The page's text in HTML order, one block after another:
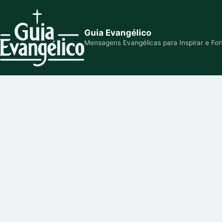
Guia Evangélico
Mensagens Evangélicas para Inspirar e